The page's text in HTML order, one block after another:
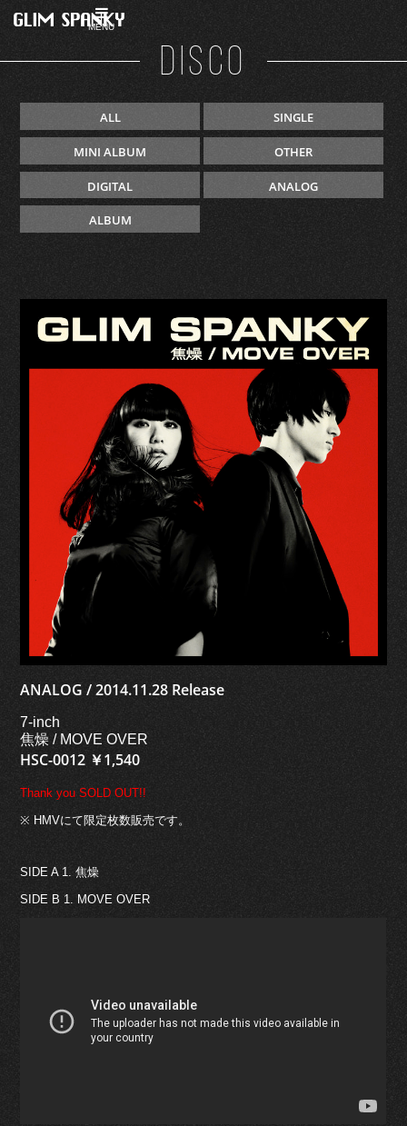
MENU
DISCO
ALL SINGLE
MINI ALBUM OTHER
DIGITAL ANALOG
ALBUM
ANALOG / 2014.11.28 Release
7-inch
焦燥 / MOVE OVER
HSC-0012 ￥1,540
Thank you SOLD OUT!!
※ HMVにて限定枚数販売です。
SIDE A 1. 焦燥
SIDE B 1. MOVE OVER